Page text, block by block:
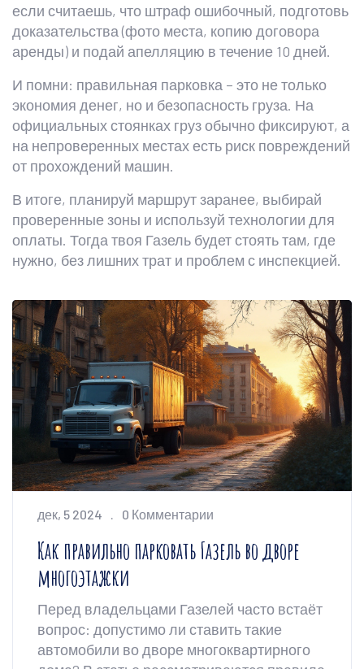
если считаешь, что штраф ошибочный, подготовь
доказательства (фото места, копию договора
аренды) и подай апелляцию в течение 10 дней.
И помни: правильная парковка – это не только
экономия денег, но и безопасность груза. На
официальных стоянках груз обычно фиксируют, а
на непроверенных местах есть риск повреждений
от прохождений машин.
В итоге, планируй маршрут заранее, выбирай
проверенные зоны и используй технологии для
оплаты. Тогда твоя Газель будет стоять там, где
нужно, без лишних трат и проблем с инспекцией.
дек, 5 2024 0 Комментарии
Как правильно парковать Газель во дворе
многоэтажки
Перед владельцами Газелей часто встаёт
вопрос: допустимо ли ставить такие
автомобили во дворе многоквартирного